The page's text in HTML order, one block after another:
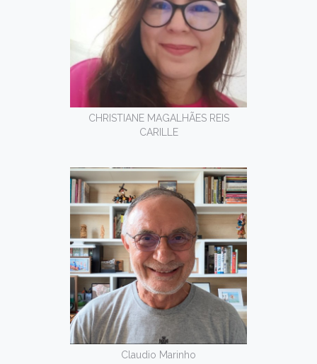
CHRISTIANE MAGALHÃES REIS
CARILLE
Claudio Marinho